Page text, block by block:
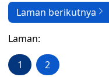
Laman berikutnya
Laman:
1 2